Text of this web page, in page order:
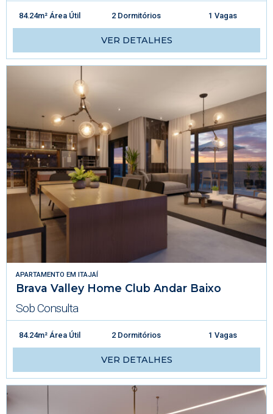
84.24m² Área Útil 2 Dormitórios 1 Vagas
VER DETALHES
APARTAMENTO EM ITAJAÍ
Brava Valley Home Club Andar Baixo
Sob Consulta
84.24m² Área Útil 2 Dormitórios 1 Vagas
VER DETALHES